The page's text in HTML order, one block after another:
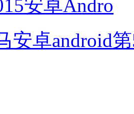
安卓Andro
安卓android